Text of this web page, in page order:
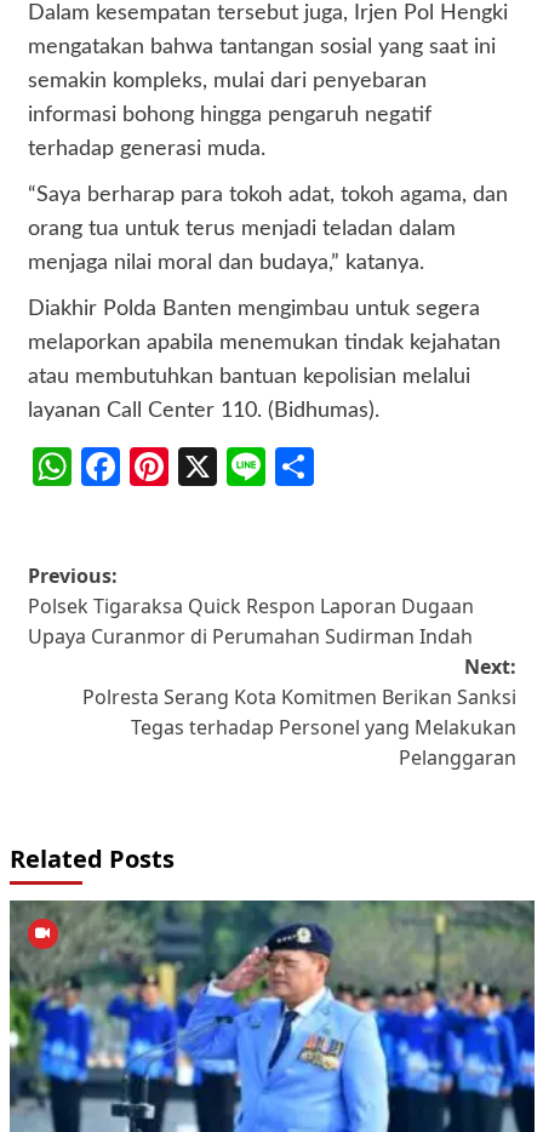
Dalam kesempatan tersebut juga, Irjen Pol Hengki
mengatakan bahwa tantangan sosial yang saat ini
semakin kompleks, mulai dari penyebaran
informasi bohong hingga pengaruh negatif
terhadap generasi muda.
“Saya berharap para tokoh adat, tokoh agama, dan
orang tua untuk terus menjadi teladan dalam
menjaga nilai moral dan budaya,” katanya.
Diakhir Polda Banten mengimbau untuk segera
melaporkan apabila menemukan tindak kejahatan
atau membutuhkan bantuan kepolisian melalui
layanan Call Center 110. (Bidhumas).
WhatsApp
Facebook
Pinterest
X Line
Post
navigation
Previous:
Polsek Tigaraksa Quick Respon Laporan Dugaan
Upaya Curanmor di Perumahan Sudirman Indah
Next:
Polresta Serang Kota Komitmen Berikan Sanksi
Tegas terhadap Personel yang Melakukan
Pelanggaran
Related Posts